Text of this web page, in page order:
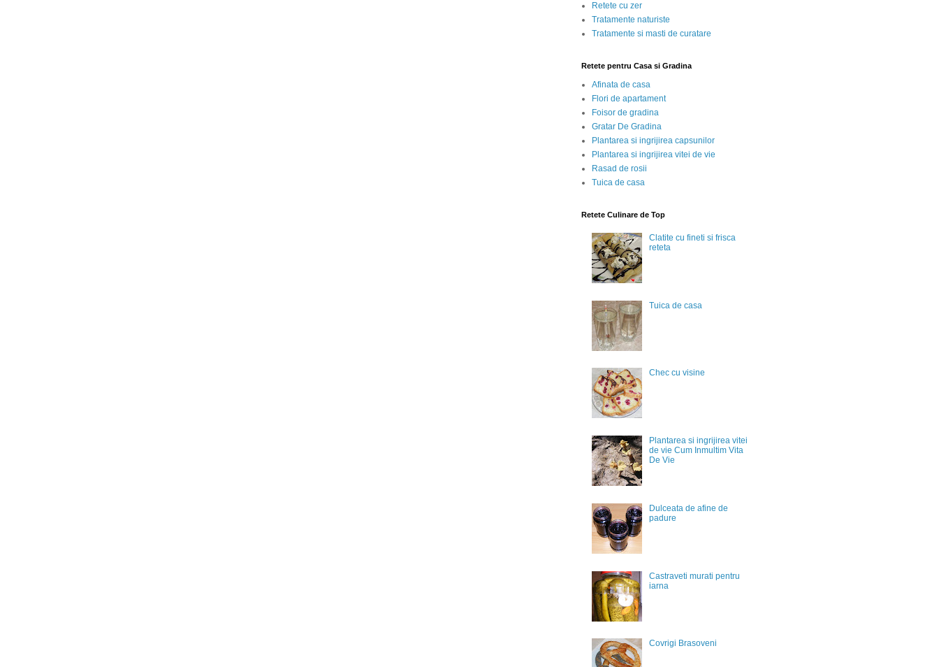
Retete cu zer
Tratamente naturiste
Tratamente si masti de curatare
Retete pentru Casa si Gradina
Afinata de casa
Flori de apartament
Foisor de gradina
Gratar De Gradina
Plantarea si ingrijirea capsunilor
Plantarea si ingrijirea vitei de vie
Rasad de rosii
Tuica de casa
Retete Culinare de Top
Clatite cu fineti si frisca
reteta
Tuica de casa
Chec cu visine
Plantarea si ingrijirea vitei
de vie Cum Inmultim Vita
De Vie
Dulceata de afine de
padure
Castraveti murati pentru
iarna
Covrigi Brasoveni